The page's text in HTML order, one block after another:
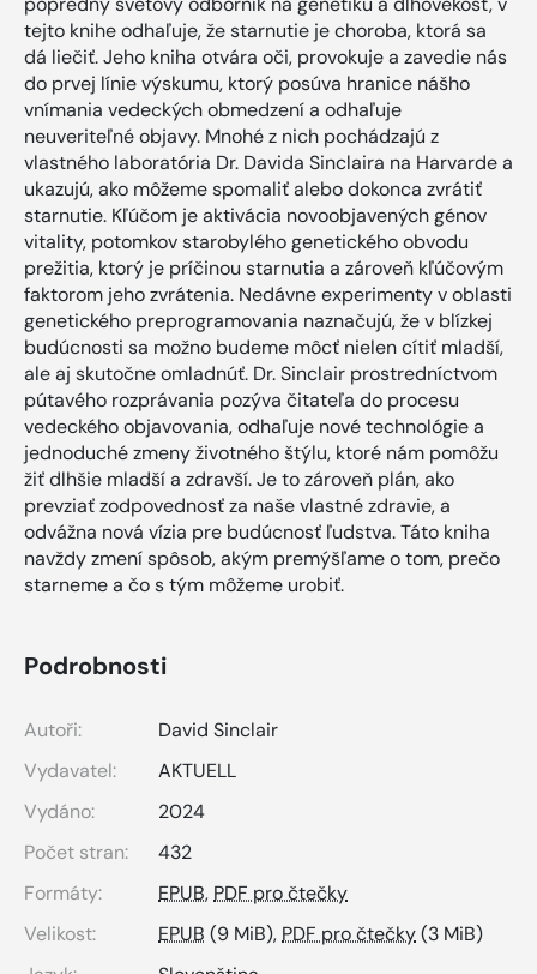
tejto knihe odhaľuje, že starnutie je choroba, ktorá sa
dá liečiť. Jeho kniha otvára oči, provokuje a zavedie nás
do prvej línie výskumu, ktorý posúva hranice nášho
vnímania vedeckých obmedzení a odhaľuje
neuveriteľné objavy. Mnohé z nich pochádzajú z
vlastného laboratória Dr. Davida Sinclaira na Harvarde a
ukazujú, ako môžeme spomaliť alebo dokonca zvrátiť
starnutie. Kľúčom je aktivácia novoobjavených génov
vitality, potomkov starobylého genetického obvodu
prežitia, ktorý je príčinou starnutia a zároveň kľúčovým
faktorom jeho zvrátenia. Nedávne experimenty v oblasti
genetického preprogramovania naznačujú, že v blízkej
budúcnosti sa možno budeme môcť nielen cítiť mladší,
ale aj skutočne omladnúť. Dr. Sinclair prostredníctvom
pútavého rozprávania pozýva čitateľa do procesu
vedeckého objavovania, odhaľuje nové technológie a
jednoduché zmeny životného štýlu, ktoré nám pomôžu
žiť dlhšie mladší a zdravší. Je to zároveň plán, ako
prevziať zodpovednosť za naše vlastné zdravie, a
odvážna nová vízia pre budúcnosť ľudstva. Táto kniha
navždy zmení spôsob, akým premýšľame o tom, prečo
starneme a čo s tým môžeme urobiť.
Podrobnosti
Autoři:
David Sinclair
Vydavatel:
AKTUELL
Vydáno:
2024
Počet stran:
432
Formáty:
EPUB,PDF pro čtečky
Velikost:
EPUB (9 MiB),PDF pro čtečky(3 MiB)